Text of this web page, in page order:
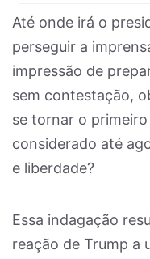
Até onde irá o
perseguir a
impressão de
sem contestação,
se tornar o
considerado até
e liberdade?
Essa indagação
reação de Trump a